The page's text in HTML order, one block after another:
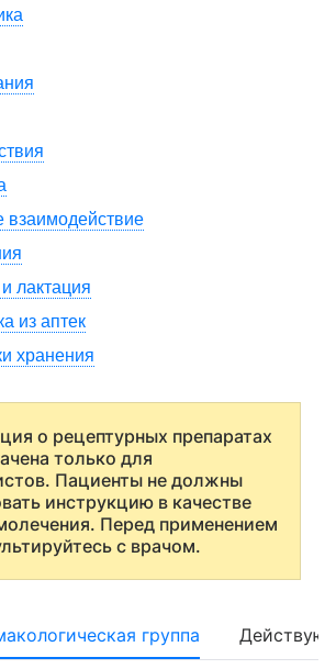
взаимодействие
лактация
из аптек
хранения
о рецептурных препаратах
только для
Пациенты не должны
инструкцию в качестве
Перед применением
с врачом.
группа